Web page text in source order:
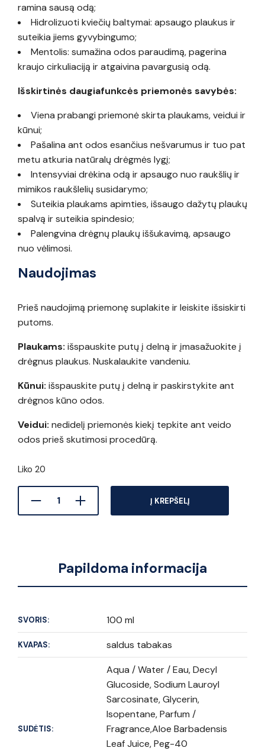
ramina sausą odą;
Hidrolizuoti kviečių baltymai: apsaugo plaukus ir
suteikia jiems gyvybingumo;
Mentolis: sumažina odos paraudimą, pagerina
kraujo cirkuliaciją ir atgaivina pavargusią odą.
Išskirtinės daugiafunkcės priemonės savybės:
Viena prabangi priemonė skirta plaukams, veidui ir
kūnui;
Pašalina ant odos esančius nešvarumus ir tuo pat
metu atkuria natūralų drėgmės lygį;
Intensyviai drėkina odą ir apsaugo nuo raukšlių ir
mimikos raukšlelių susidarymo;
Suteikia plaukams apimties, išsaugo dažytų plaukų
spalvą ir suteikia spindesio;
Palengvina drėgnų plaukų iššukavimą, apsaugo
nuo vėlimosi.
Naudojimas
Prieš naudojimą priemonę suplakite ir leiskite išsiskirti
putoms.
Plaukams: išspauskite putų į delną ir įmasažuokite į
drėgnus plaukus. Nuskalaukite vandeniu.
Kūnui: išspauskite putų į delną ir paskirstykite ant
drėgnos kūno odos.
Veidui: nedidelį priemonės kiekį tepkite ant veido
odos prieš skutimosi procedūrą.
Liko 20
Į KREPŠELĮ
Papildoma informacija
SVORIS: 100 ml
KVAPAS: saldus tabakas
SUDĖTIS:
Aqua / Water / Eau, Decyl
Glucoside, Sodium Lauroyl
Sarcosinate, Glycerin,
Isopentane, Parfum /
Fragrance,Aloe Barbadensis
Leaf Juice, Peg-40